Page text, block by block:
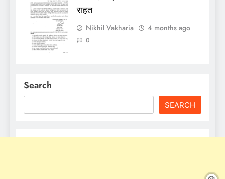
राहत
Nikhil Vakharia 4 months ago
0
Search
SEARCH